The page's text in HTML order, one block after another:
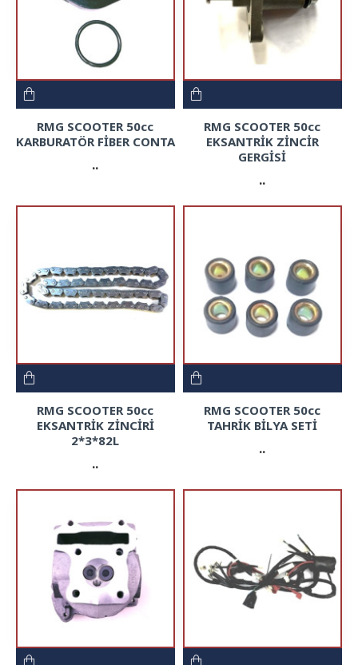
RMG SCOOTER 50cc
KARBURATÖR FİBER CONTA
..
RMG SCOOTER 50cc
EKSANTRİK ZİNCİR
GERGİSİ
..
RMG SCOOTER 50cc
EKSANTRİK ZİNCİRİ
2*3*82L
..
RMG SCOOTER 50cc
TAHRİK BİLYA SETİ
..